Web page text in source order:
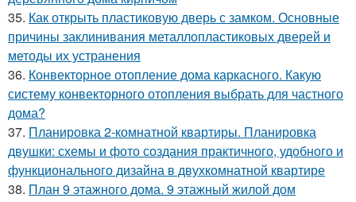
35. Как открыть пластиковую дверь с замком. Основные
причины заклинивания металлопластиковых дверей и
методы их устранения
36. Конвекторное отопление дома каркасного. Какую
систему конвекторного отопления выбрать для частного
дома?
37. Планировка 2-комнатной квартиры. Планировка
двушки: схемы и фото создания практичного, удобного и
функционального дизайна в двухкомнатной квартире
38. План 9 этажного дома. 9 этажный жилой дом